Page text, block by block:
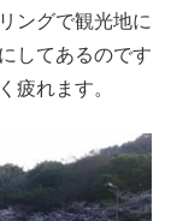
ングで観光地に
してあるのです
疲れます。